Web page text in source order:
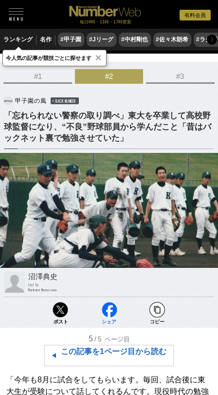
有料会員
毎日6時・11時・17時更新
ランキング 名作 #甲子園 #Jリーグ #中村剛也 #佐々木朗希 #ラグ〉
野球 高校野球
#1 #2 #3
甲子園の風 BACK NUMBER
「忘れられない警察の取り調べ」東大を卒業して高校野
球監督になり、“不良”野球部員から学んだこと「昔はバ
ックネット裏で勉強させていた」
沼澤典史
text by
Norifumi Numazawa
ポスト シェア コピー
5 /5 ページ目
この記事を1ページ目から読む
「今年も8月に試合をしてもらいます。毎回、試合後に東
大生が受験について話してくれるんです。現役時代の勉強
今人気の記事が競技ごとに探せます ×